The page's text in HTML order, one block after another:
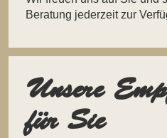
Beratung jederzeit zur
Unsere
für Sie